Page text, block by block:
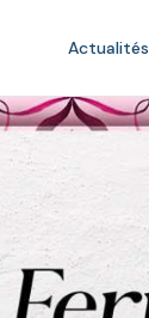
Actualités